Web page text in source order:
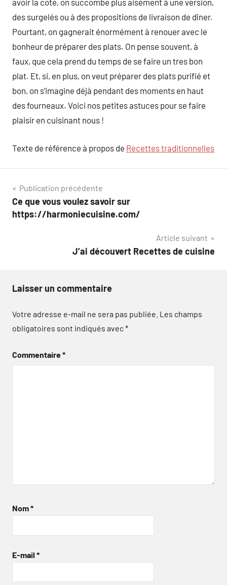
avoir la cote, on succombe plus aisément à une version,
des surgelés ou à des propositions de livraison de dîner.
Pourtant, on gagnerait énormément à renouer avec le
bonheur de préparer des plats. On pense souvent, à
faux, que cela prend du temps de se faire un tres bon
plat. Et, si, en plus, on veut préparer des plats purifié et
bon, on s’imagine déjà pendant des moments en haut
des fourneaux. Voici nos petites astuces pour se faire
plaisir en cuisinant nous !
Texte de référence à propos de Recettes traditionnelles
Navigation
de
Publication précédente
Ce que vous voulez savoir sur
https://harmoniecuisine.com/
Article suivant
J’ai découvert Recettes de cuisine
Laisser un commentaire
Votre adresse e-mail ne sera pas publiée. Les champs
obligatoires sont indiqués avec*
Commentaire*
Nom*
E-mail *